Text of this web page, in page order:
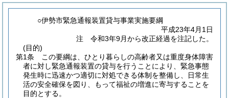
○伊勢市緊急通報装置貸与事業実施要綱
平成23年4月1日
注 令和3年9月から改正経過を注記した。
(目的)
第1条
この要綱は、ひとり暮らしの高齢者又は重度身体障害
者に対し緊急通報装置の貸与を行うことにより、緊急事態
発生時に迅速かつ適切に対処できる体制を整備し、日常生
活の安全確保を図り、もって福祉の増進に寄与することを
目的とする。